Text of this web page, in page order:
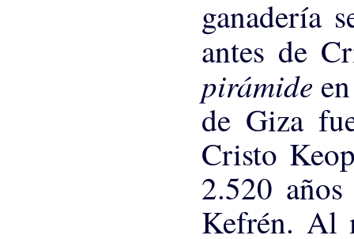
ganadería
antes de
pirámide
de Giza
Cristo
2.520
Kefrén. Al